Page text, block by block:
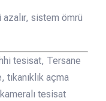
azalır, sistem ömrü
tesisat, Tersane
açma
tesisat